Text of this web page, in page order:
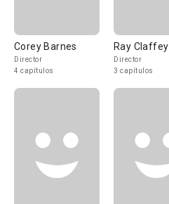
Corey Barnes
Director
4 capítulos
Ray Claffey
Director
3 capítulos